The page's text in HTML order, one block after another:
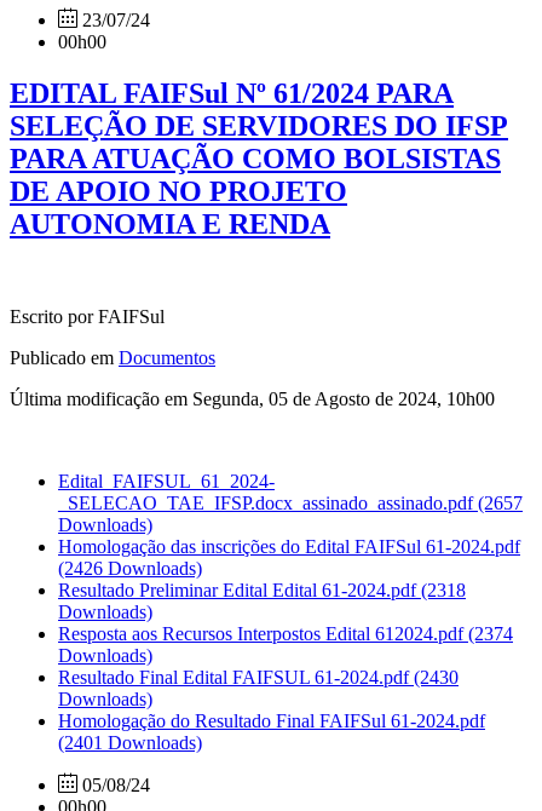
23/07/24
00h00
EDITAL FAIFSul Nº 61/2024 PARA
SELEÇÃO DE SERVIDORES DO IFSP
PARA ATUAÇÃO COMO BOLSISTAS
DE APOIO NO PROJETO
AUTONOMIA E RENDA
Escrito por FAIFSul
Publicado em Documentos
Última modificação em Segunda, 05 de Agosto de 2024, 10h00
Edital_FAIFSUL_61_2024-
_SELECAO_TAE_IFSP.docx_assinado_assinado.pdf(2657
Downloads)
Homologação das inscrições do Edital FAIFSul 61-2024.pdf
(2426 Downloads)
Resultado Preliminar Edital Edital 61-2024.pdf(2318
Downloads)
Resposta aos Recursos Interpostos Edital 612024.pdf(2374
Downloads)
Resultado Final Edital FAIFSUL 61-2024.pdf(2430
Downloads)
Homologação do Resultado Final FAIFSul 61-2024.pdf
(2401 Downloads)
05/08/24
00h00